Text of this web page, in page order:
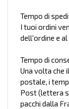
Tempo di
I tuoi ordini
dell'ordine e
Tempo di
Una volta che
postale, i
Post (lettera
pacchi dalla